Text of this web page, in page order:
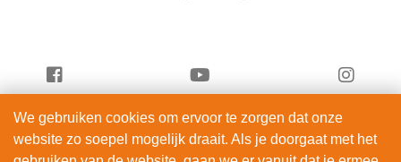
Serviceright Schoonmaak is onderdeel van
ServiceRight B.V. | KVK 90914872
We gebruiken cookies om ervoor te zorgen dat onze
website zo soepel mogelijk draait. Als je doorgaat met het